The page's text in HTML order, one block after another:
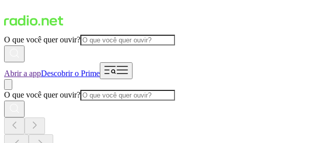
O que você quer ouvir?
Abrir a appDescobrir o Prime
O que você quer ouvir?